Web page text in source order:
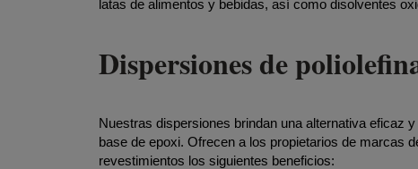
latas de alimentos y bebidas, así como disolventes
Dispersiones de
Nuestras dispersiones brindan una alternativa eficaz
base de epoxi. Ofrecen a los propietarios de marcas
revestimientos los siguientes beneficios: